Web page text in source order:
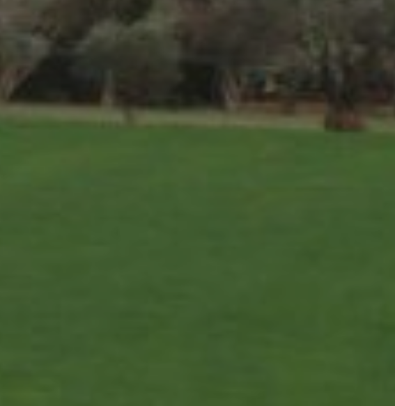
hábitos de navegación
navegación del